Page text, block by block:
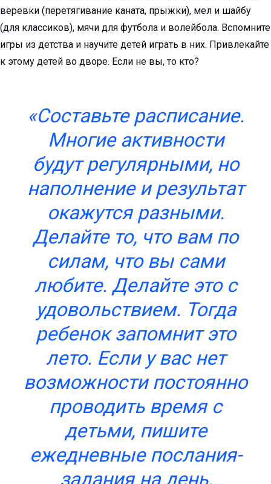
веревки (перетягивание каната, прыжки), мел и шайбу
(для классиков), мячи для футбола и волейбола. Вспомните
игры из детства и научите детей играть в них. Привлекайте
к этому детей во дворе. Если не вы, то кто?
«Составьте расписание.
Многие активности
будут регулярными, но
наполнение и результат
окажутся разными.
Делайте то, что вам по
силам, что вы сами
любите. Делайте это с
удовольствием. Тогда
ребенок запомнит это
лето. Если у вас нет
возможности постоянно
проводить время с
детьми, пишите
ежедневные послания-
задания на день,